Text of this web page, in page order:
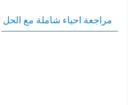
مراجعة احياء شاملة مع